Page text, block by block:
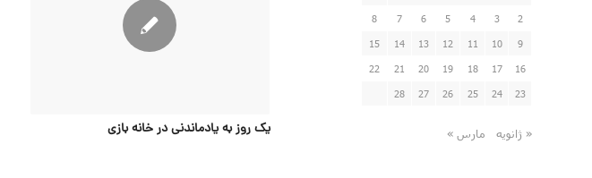
یک روز به یادماندنی در خانه بازی
2
3
4
5
6
7
8
9
10
11
12
13
14
15
16
17
18
19
20
21
22
23
24
25
26
27
28
« ژانویه مارس »